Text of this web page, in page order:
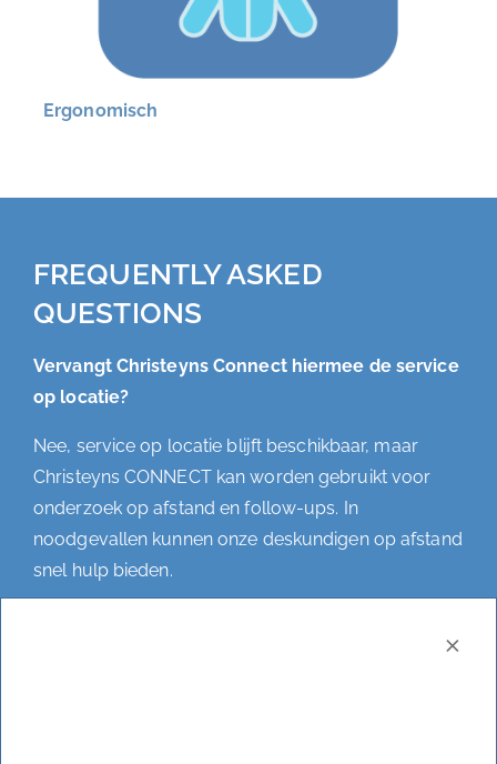
Ergonomisch
FREQUENTLY ASKED
QUESTIONS
Vervangt Christeyns Connect hiermee de service
op locatie?
Nee, service op locatie blijft beschikbaar, maar
Christeyns CONNECT kan worden gebruikt voor
onderzoek op afstand en follow-ups. In
noodgevallen kunnen onze deskundigen op afstand
snel hulp bieden.
×